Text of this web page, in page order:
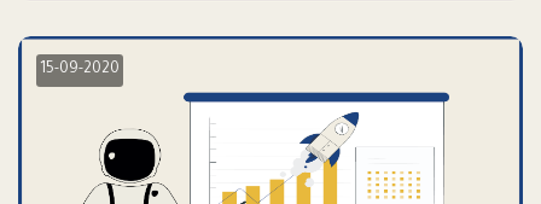
15-09-2020